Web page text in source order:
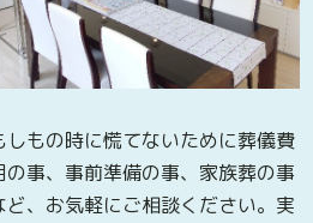
しもの時に慌てないために葬儀費
の事、事前準備の事、家族葬の事
ど、お気軽にご相談ください。実